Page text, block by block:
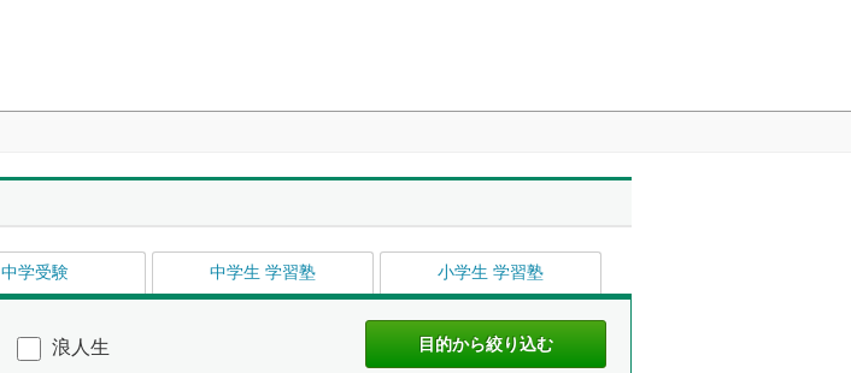
中学受験 中学生 学習塾 小学生 学習塾
浪人生